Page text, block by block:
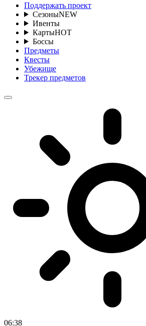
Поддержать проект
СезоныNEW
Ивенты
КартыHOT
Боссы
Предметы
Квесты
Убежище
Трекер предметов
06:38